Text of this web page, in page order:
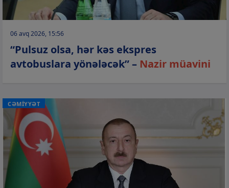
06 avq 2026, 15:56
“Pulsuz olsa, hər kəs ekspres
avtobuslara yönələcək” – Nazir müavini
CƏMİYYƏT